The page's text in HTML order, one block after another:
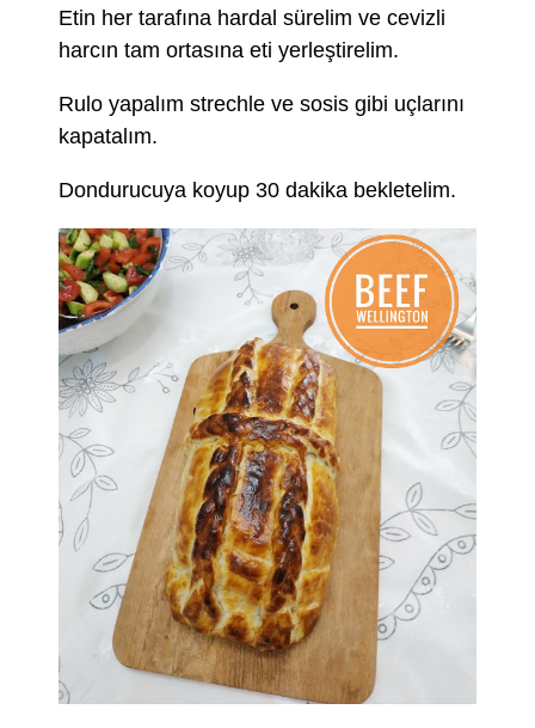
Etin her tarafına hardal sürelim ve cevizli
harcın tam ortasına eti yerleştirelim.
Rulo yapalım strechle ve sosis gibi uçlarını
kapatalım.
Dondurucuya koyup 30 dakika bekletelim.